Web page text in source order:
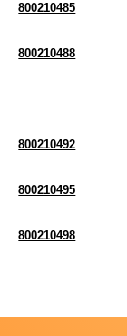
800210485
800210488
800210492
800210495
800210498